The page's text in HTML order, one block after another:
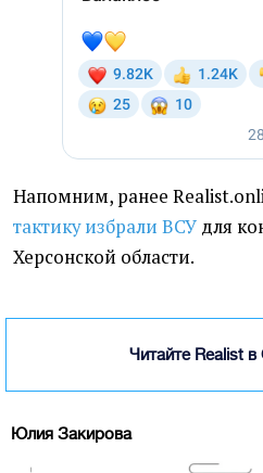
Напомним, ранее
тактику избрали ВСУ для
Херсонской области.
Читайте Realist
Юлия Закирова